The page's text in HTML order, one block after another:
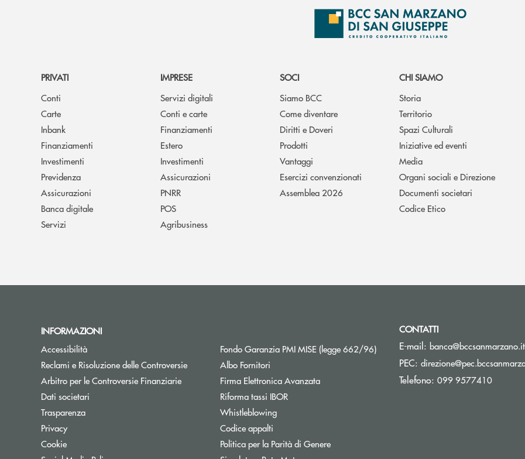
PRIVATI
Conti
Carte
Inbank
Finanziamenti
Investimenti
Previdenza
Assicurazioni
Banca digitale
Servizi
IMPRESE
Servizi digitali
Conti e carte
Finanziamenti
Estero
Investimenti
Assicurazioni
PNRR
POS
Agribusiness
SOCI
Siamo BCC
Come diventare
Diritti e Doveri
Prodotti
Vantaggi
Esercizi convenzionati
Assemblea 2026
CHI SIAMO
Storia
Territorio
Spazi Culturali
Iniziative ed eventi
Media
Organi sociali e Direzione
Documenti societari
Codice Etico
INFORMAZIONI
Accessibilità
Reclami e Risoluzione delle Controversie
Arbitro per le Controversie Finanziarie
Dati societari
Trasparenza
Privacy
Cookie
Fondo Garanzia PMI MISE (legge 662/96)Apre una nuova finestra
Albo Fornitori
Firma Elettronica Avanzata
Riforma tassi IBOR
Whistleblowing
Codice appalti
Politica per la Parità di GenereApre una nuova finestra
CONTATTI
E-mail: banca@bccsanmarzano.it
PEC:
Telefono: 099 9577410